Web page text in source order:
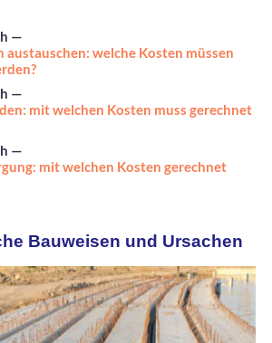
—
austauschen: welche Kosten müssen
—
mit welchen Kosten muss gerechnet
—
mit welchen Kosten gerechnet
Bauweisen und Ursachen